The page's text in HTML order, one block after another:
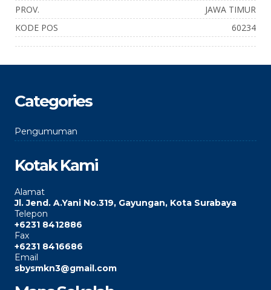
PROV.
JAWA TIMUR
KODE POS
60234
Categories
Pengumuman
Kotak Kami
Alamat
Jl. Jend. A.Yani No.319, Gayungan, Kota Surabaya
Telepon
+6231 8412886
Fax
+6231 8416686
Email
sbysmkn3@gmail.com